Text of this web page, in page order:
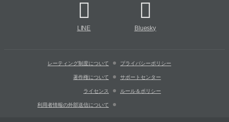
LINE Bluesky
レーティング制度について プライバシーポリシー
著作権について サポートセンター
ライセンス ルール＆ポリシー
利用者情報の外部送信について